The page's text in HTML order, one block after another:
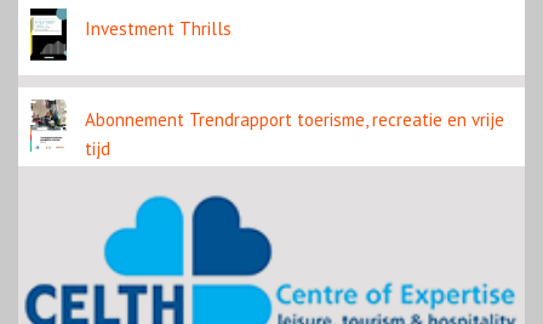
Investment Thrills
Abonnement Trendrapport toerisme, recreatie en vrije
tijd